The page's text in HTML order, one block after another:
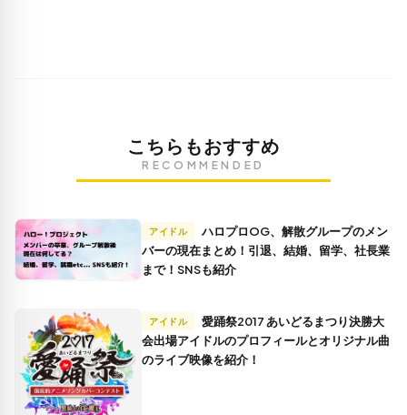
こちらもおすすめ
RECOMMENDED
アイドル
バーの現在まとめ！引退、結婚、留学、社長業
まで！SNSも紹介
アイドル
会出場アイドルのプロフィールとオリジナル曲
のライブ映像を紹介！